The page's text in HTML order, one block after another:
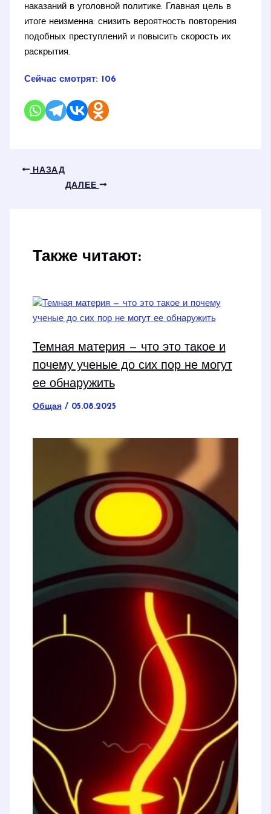
наказаний в уголовной политике. Главная цель в
итоге неизменна: снизить вероятность повторения
подобных преступлений и повысить скорость их
раскрытия.
Сейчас смотрят: 106
НАЗАД
ДАЛЕЕ
Также читают:
Темная материя — что это такое и
почему ученые до сих пор не могут
ее обнаружить
Общая/ 05.08.2025